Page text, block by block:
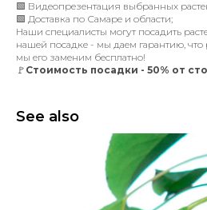
🟩 Видеопрезентация выбранных
🟩 Доставка по Самаре и области;
Наши специалисты могут посадить
нашей посадке - мы даем гарантию,
мы его заменим бесплатно!
🚩 Стоимость посадки - 50% от
See also